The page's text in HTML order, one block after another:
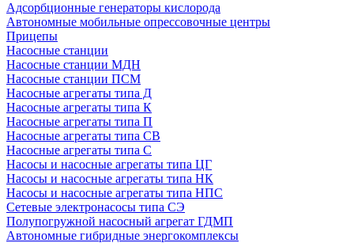
Адсорбционные генераторы кислорода
Автономные мобильные опрессовочные центры
Прицепы
Насосные станции
Насосные станции МДН
Насосные станции ПСМ
Насосные агрегаты типа Д
Насосные агрегаты типа К
Насосные агрегаты типа П
Насосные агрегаты типа СВ
Насосные агрегаты типа С
Насосы и насосные агрегаты типа ЦГ
Насосы и насосные агрегаты типа НК
Насосы и насосные агрегаты типа НПС
Сетевые электронасосы типа СЭ
Полупогружной насосный агрегат ГДМП
Автономные гибридные энергокомплексы